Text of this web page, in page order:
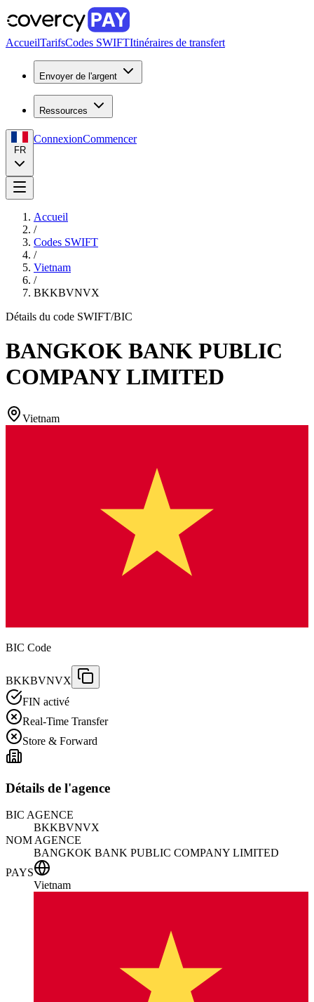
AccueilTarifsCodes SWIFTItinéraires de transfert
Envoyer de l'argent
Ressources
FR
ConnexionCommencer
Accueil
/
Codes SWIFT
/
Vietnam
/
BKKBVNVX
Détails du code SWIFT/BIC
BANGKOK BANK PUBLIC
COMPANY LIMITED
Vietnam
BIC Code
BKKBVNVX
FIN activé
Real-Time Transfer
Store & Forward
Détails de l'agence
BIC AGENCE
BKKBVNVX
NOM AGENCE
BANGKOK BANK PUBLIC COMPANY LIMITED
PAYS
Vietnam